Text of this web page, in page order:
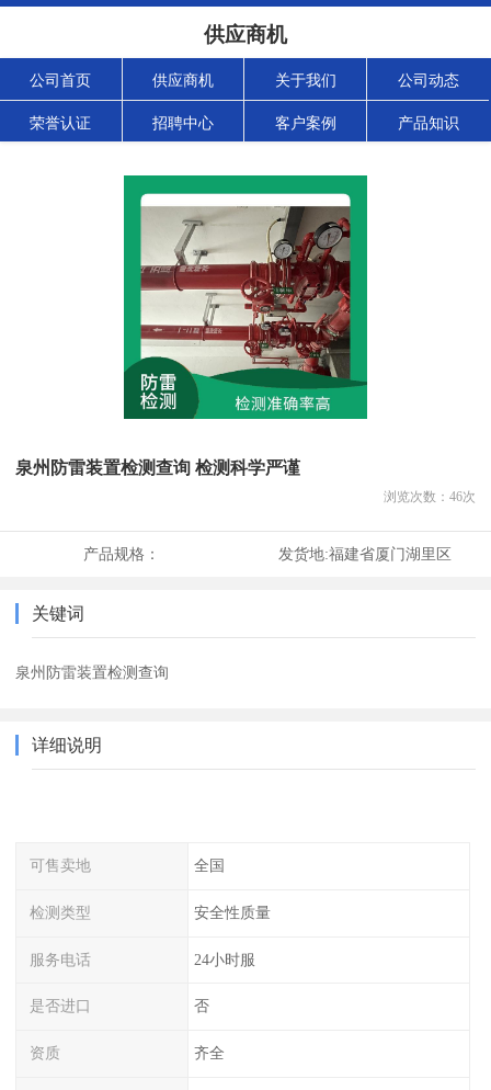
供应商机
公司首页 供应商机 关于我们 公司动态
荣誉认证 招聘中心 客户案例 产品知识
泉州防雷装置检测查询 检测科学严谨
浏览次数： 46次
产品规格： 发货地:福建省厦门湖里区
关键词
泉州防雷装置检测查询
详细说明
可售卖地 全国
检测类型 安全性质量
服务电话 24小时服
是否进口 否
资质 齐全